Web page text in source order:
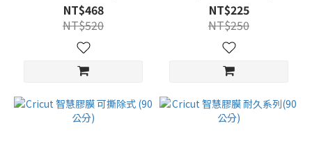
NT$468
NT$520
NT$225
NT$250